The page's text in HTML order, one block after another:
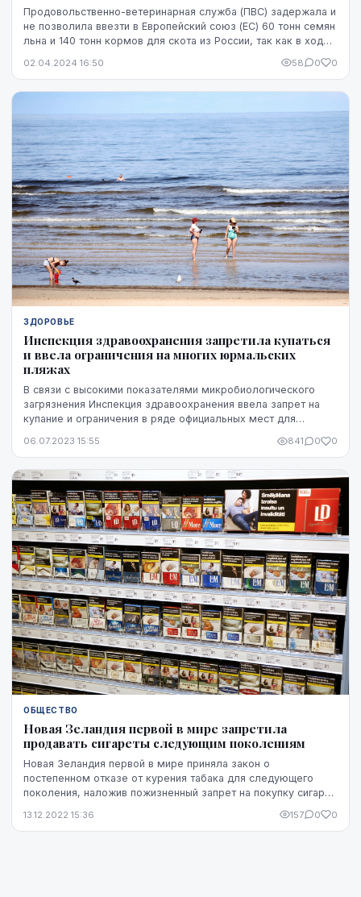
Продовольственно-ветеринарная служба (ПВС) задержала и
не позволила ввезти в Европейский союз (ЕС) 60 тонн семян
льна и 140 тонн кормов для скота из России, так как в ходе
02.04.2024 16:50 58 0 0
ЗДОРОВЬЕ
Инспекция здравоохранения запретила купаться
и ввела ограничения на многих юрмальских
пляжах
В связи с высокими показателями микробиологического
загрязнения Инспекция здравоохранения ввела запрет на
купание и ограничения в ряде официальных мест для
06.07.2023 15:55 841 0 0
ОБЩЕСТВО
Новая Зеландия первой в мире запретила
продавать сигареты следующим поколениям
Новая Зеландия первой в мире приняла закон о
постепенном отказе от курения табака для следующего
поколения, наложив пожизненный запрет на покупку сигарет
13.12.2022 15:36 157 0 0